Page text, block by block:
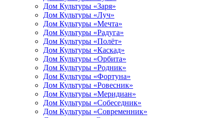
Дом Культуры «Заря»
Дом Культуры «Луч»
Дом Культуры «Мечта»
Дом Культуры «Радуга»
Дом Культуры «Полёт»
Дом Культуры «Каскад»
Дом Культуры «Орбита»
Дом Культуры «Родник»
Дом Культуры «Фортуна»
Дом Культуры «Ровесник»
Дом Культуры «Меридиан»
Дом Культуры «Собеседник»
Дом Культуры «Современник»